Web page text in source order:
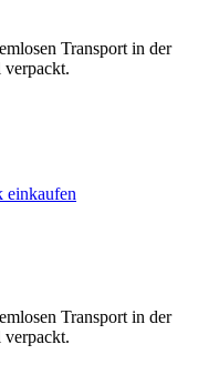
Transport in der
verpackt.
Transport in der
verpackt.